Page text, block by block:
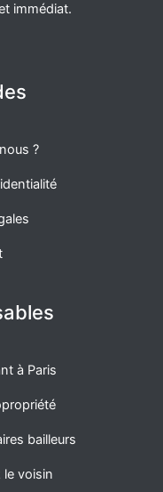
immédiat.
?
à Paris
bailleurs
le voisin